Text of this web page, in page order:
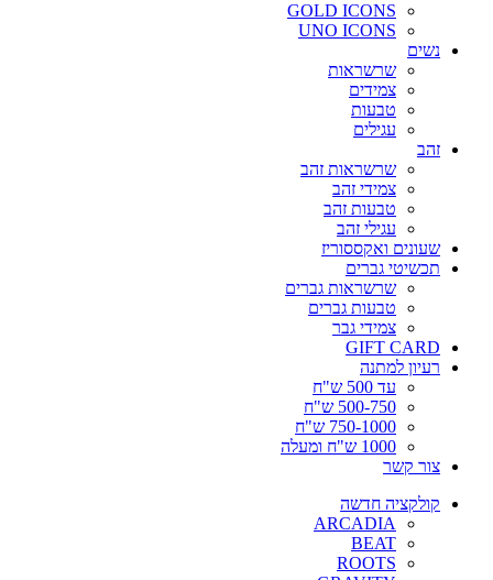
GOLD ICONS
UNO ICONS
נשים
שרשראות
צמידים
טבעות
עגילים
זהב
שרשראות זהב
צמידי זהב
טבעות זהב
עגילי זהב
שעונים ואקססוריז
תכשיטי גברים
שרשראות גברים
טבעות גברים
צמידי גבר
GIFT CARD
רעיון למתנה
עד 500 ש"ח
500-750 ש"ח
750-1000 ש"ח
1000 ש"ח ומעלה
צור קשר
קולקציה חדשה
ARCADIA
BEAT
ROOTS